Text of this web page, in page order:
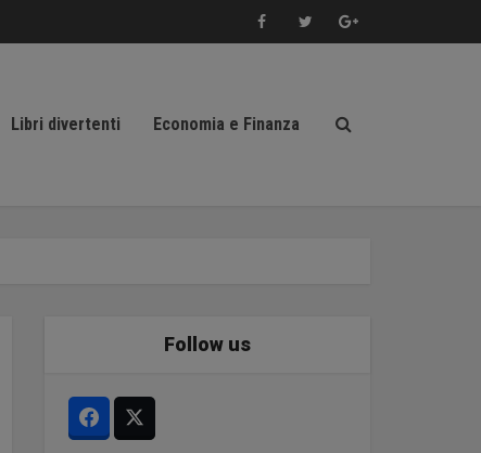
Libri divertenti Economia e Finanza
Follow us